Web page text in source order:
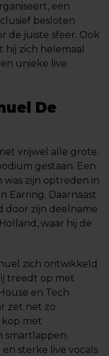
een
besloten
de juiste sfeer. Ook
hij zich helemaal
unieke live
De
vrijwel alle grote
gestaan. Een
zijn optreden in
Earring. Daarnaast
door zijn deelname
waar hij de
zich ontwikkeld
treedt op met
en Tech
zet net zo
kop met
smartlappen.
sterke live vocals